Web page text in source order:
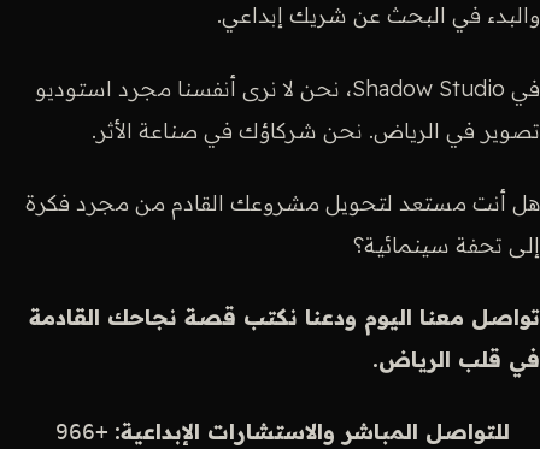
والبدء في البحث عن شريك إبداعي.
في Shadow Studio، نحن لا نرى أنفسنا مجرد استوديو
تصوير في الرياض. نحن شركاؤك في صناعة الأثر.
هل أنت مستعد لتحويل مشروعك القادم من مجرد فكرة
إلى تحفة سينمائية؟
تواصل معنا اليوم ودعنا نكتب قصة نجاحك القادمة
في قلب الرياض.
للتواصل المباشر والاستشارات الإبداعية: +966